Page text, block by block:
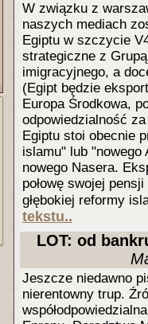
W związku z
naszych mediach
Egiptu w szczycie
strategiczne z
imigracyjnego, a
(Egipt będzie
Europa Środkowa,
odpowiedzialność
Egiptu stoi obecnie
islamu" lub
nowego Nasera.
połowę swojej
głębokiej reformy
tekstu..
LOT: od
Jeszcze niedawno
nierentowny trup.